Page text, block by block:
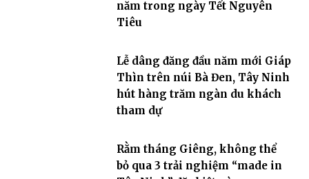
năm trong ngày Tết Nguyên
Tiêu
Lễ dâng đăng đầu năm mới Giáp
Thìn trên núi Bà Đen, Tây Ninh
hút hàng trăm ngàn du khách
tham dự
Rằm tháng Giêng, không thể
bỏ qua 3 trải nghiệm “made in